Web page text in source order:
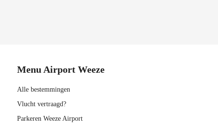
Menu Airport Weeze
Alle bestemmingen
Vlucht vertraagd?
Parkeren Weeze Airport